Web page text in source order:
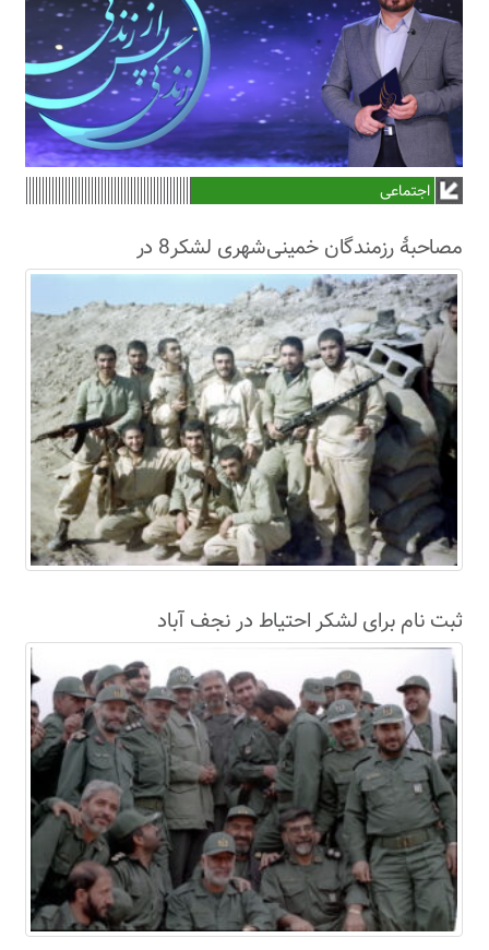
اجتماعی
مصاحبۀ رزمندگان خمینی‌شهری لشکر8 در
سال63+فیلم
ثبت نام برای لشکر احتیاط در نجف آباد